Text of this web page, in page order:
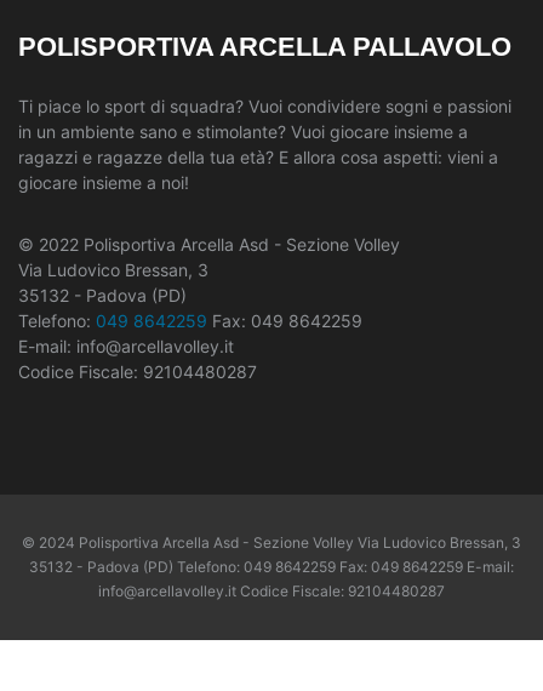
POLISPORTIVA ARCELLA PALLAVOLO
Ti piace lo sport di squadra? Vuoi condividere sogni e passioni
in un ambiente sano e stimolante? Vuoi giocare insieme a
ragazzi e ragazze della tua età? E allora cosa aspetti: vieni a
giocare insieme a noi!
© 2022 Polisportiva Arcella Asd - Sezione Volley
Via Ludovico Bressan, 3
35132 - Padova (PD)
Telefono: 049 8642259 Fax: 049 8642259
E-mail: info@arcellavolley.it
Codice Fiscale: 92104480287
© 2024 Polisportiva Arcella Asd - Sezione Volley Via Ludovico Bressan, 3
35132 - Padova (PD) Telefono: 049 8642259 Fax: 049 8642259 E-mail:
info@arcellavolley.it Codice Fiscale: 92104480287